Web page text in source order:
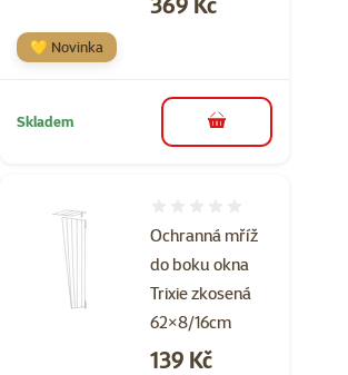
💛 Novinka
Skladem do košíku
Ochranná mříž
do boku okna
Trixie zkosená
62×8/16cm
Cena
139 Kč